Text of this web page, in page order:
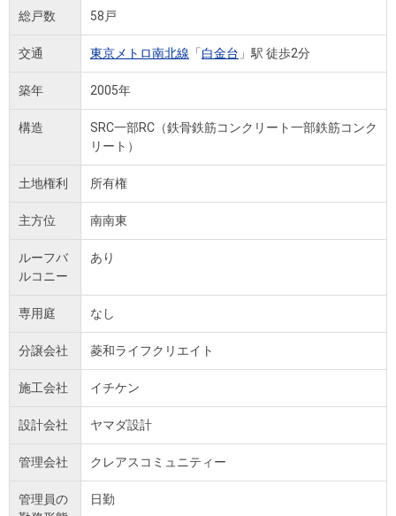
総戸数 58戸
交通 東京メトロ南北線 「白金台 」駅 徒歩2分
築年 2005年
構造
SRC一部RC（鉄骨鉄筋コンクリート一部鉄筋コンク
リート）
土地権利 所有権
主方位 南南東
ルーフバ
ルコニー
あり
専用庭 なし
分譲会社 菱和ライフクリエイト
施工会社 イチケン
設計会社 ヤマダ設計
管理会社 クレアスコミュニティー
管理員の
日勤